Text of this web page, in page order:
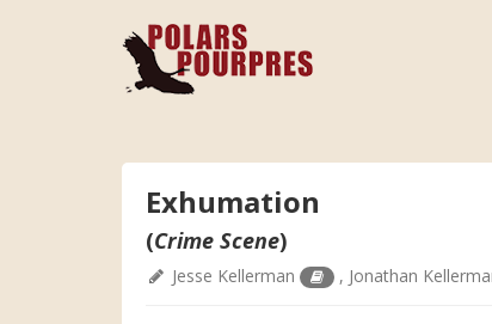
Exhumation
(Crime Scene)
Jesse Kellerman , Jonathan